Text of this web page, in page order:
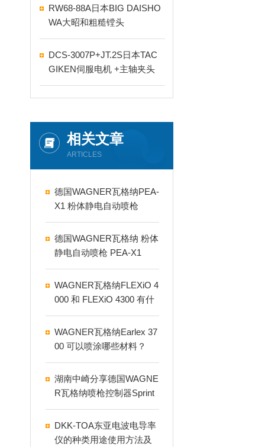
RW68-88A日本BIG DAISHO
WA大昭和粗糙镗头
DCS-3007P+JT.2S日本TAC
GIKEN伺服电机 +主轴夹头
相关文章
ARTICLES
德国WAGNER瓦格纳PEA-
X1 粉体静电自动喷枪
德国WAGNER瓦格纳 粉体
静电自动喷枪 PEA-X1
WAGNER瓦格纳FLEXiO 4
000 和 FLEXiO 4300 有什
么区别？
WAGNER瓦格纳Earlex 37
00 可以喷涂哪些材料？
湖南中崎分享德国WAGNE
R瓦格纳喷枪控制器Sprint
2 X
DKK-TOA东亚电波电导率
仪的种类用途使用方法及